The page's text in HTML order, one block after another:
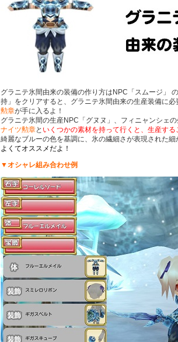
グラニテ氷間由来の装備の作り方はNPC「スムージ」
持」をクリアすると、グラニテ氷間由来の生産装備に必
勲章が手に入るよ！
グラニテ氷間の生産NPC「グヌヌ」、フィニャンシェ
ナイツ勲章と いくつかの素材を持って行くと、生産する
綺麗なブルーの色を基調に、氷の繊細さが表現された細
よくてオススメだよ！
▼オシャレ組み合わせ例